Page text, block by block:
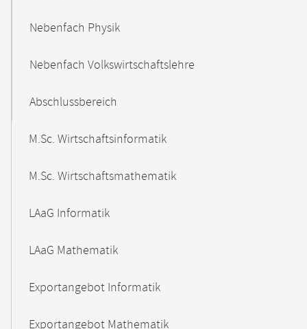
Nebenfach Physik
Nebenfach Volkswirtschaftslehre
Abschlussbereich
M.Sc. Wirtschaftsinformatik
M.Sc. Wirtschaftsmathematik
LAaG Informatik
LAaG Mathematik
Exportangebot Informatik
Exportangebot Mathematik